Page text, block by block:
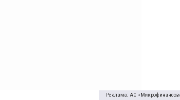
Реклама: АО